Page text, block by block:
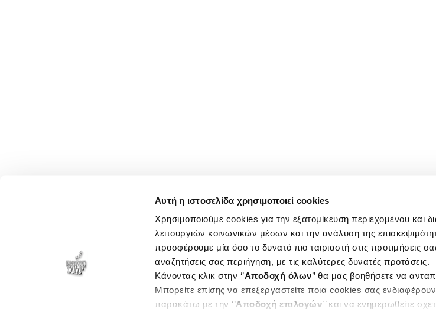
Αυτή η ιστοσελίδα χρησιμοποιεί cookies
Χρησιμοποιούμε cookies για την εξατομίκευση περιεχομένου και
λειτουργιών κοινωνικών μέσων και την ανάλυση της
προσφέρουμε μία όσο το δυνατό πιο ταιριαστή στις προτιμήσεις
αναζητήσεις σας περιήγηση, με τις καλύτερες δυνατές προτάσεις.
Κάνοντας κλικ στην ‘’Αποδοχή όλων’’ θα μας βοηθήσετε να
Μπορείτε επίσης να επεξεργαστείτε ποια cookies σας
παρακάτω με την ‘’Αποδοχή επιλογών΄΄και να ενημερωθείτε